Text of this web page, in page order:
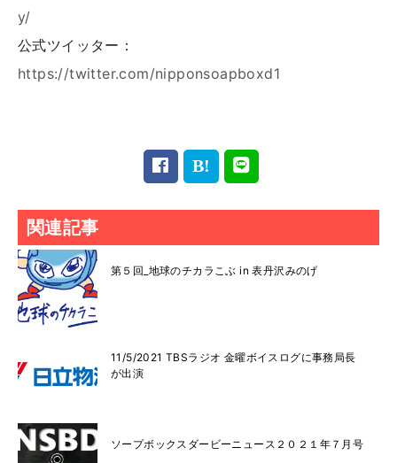
y/
公式ツイッター：
https://twitter.com/nipponsoapboxd1
関連記事
第５回_地球のチカラこぶ in 表丹沢みのげ
11/5/2021 TBSラジオ 金曜ボイスログに事務局長
が出演
ソープボックスダービーニュース２０２１年７月号